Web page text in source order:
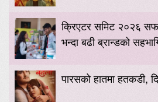
क्रिएटर समिट २०२६
भन्दा बढी ब्रान्डको
पारसको हातमा हतकडी,